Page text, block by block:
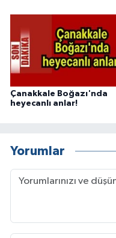
Çanakkale Boğazı'nda
heyecanlı anlar!
Yorumlar